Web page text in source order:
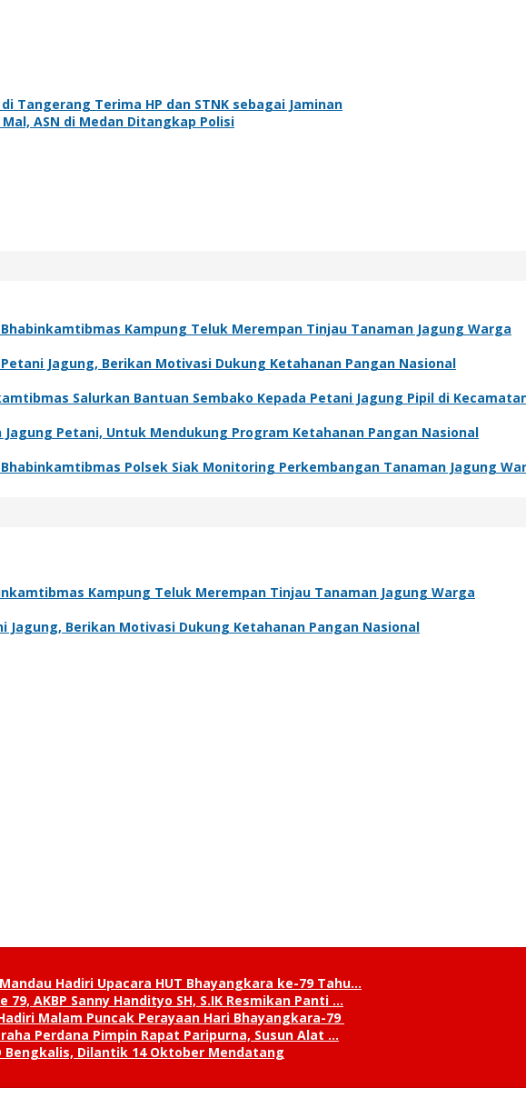
Tangerang Terima HP dan STNK sebagai Jaminan
‎ASN di Medan Ditangkap Polisi
Kampung Teluk Merempan Tinjau Tanaman Jagung Warga
Jagung, Berikan Motivasi Dukung Ketahanan Pangan Nasional
Salurkan Bantuan Sembako Kepada Petani Jagung Pipil di
Jagung Petani, Untuk Mendukung Program Ketahanan Pangan Nasional
Polsek Siak Monitoring Perkembangan Tanaman Jagung
Kampung Teluk Merempan Tinjau Tanaman Jagung Warga
Jagung, Berikan Motivasi Dukung Ketahanan Pangan Nasional
Hadiri Upacara HUT Bhayangkara ke-79 Tahu…
AKBP Sanny Handityo SH, S.IK Resmikan Panti …
Malam Puncak Perayaan Hari Bhayangkara-79
Perdana Pimpin Rapat Paripurna, Susun Alat …
Bengkalis, Dilantik 14 Oktober Mendatang